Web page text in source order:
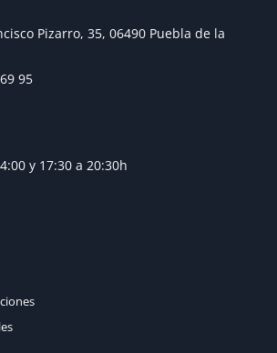
Pizarro, 35, 06490 Puebla de la
95
y 17:30 a 20:30h